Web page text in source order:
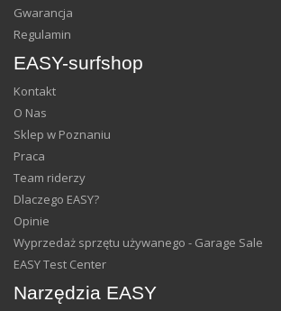
Gwarancja
Regulamin
EASY-surfshop
Kontakt
O Nas
Sklep w Poznaniu
Praca
Team riderzy
Dlaczego EASY?
Opinie
Wyprzedaż sprzętu używanego - Garage Sale
EASY Test Center
Narzędzia EASY